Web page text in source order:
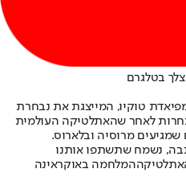
בטלגרם
טוקיו, המייצגת את נבחרת
לאחר שהאתלטיקה העולמית
מרוסיה ובלארוס.
נשמח שתשתפו אותנו
אתלטיקההמלחמה באוקראינה